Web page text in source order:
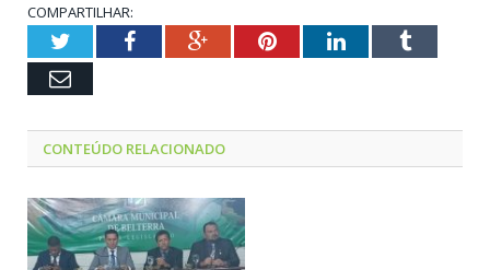
COMPARTILHAR:
TwitterFacebookGoogle+PinterestLinkedInTumblr
Email
CONTEÚDO RELACIONADO